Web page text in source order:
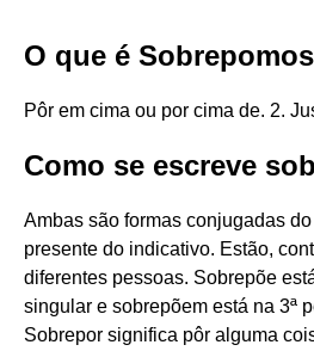
O que é
Pôr em cima ou por cima de. 2.
Como se escreve
Ambas são formas conjugadas
presente do indicativo. Estão,
diferentes pessoas. Sobrepõe
singular e sobrepõem está na 3ª
Sobrepor significa pôr alguma